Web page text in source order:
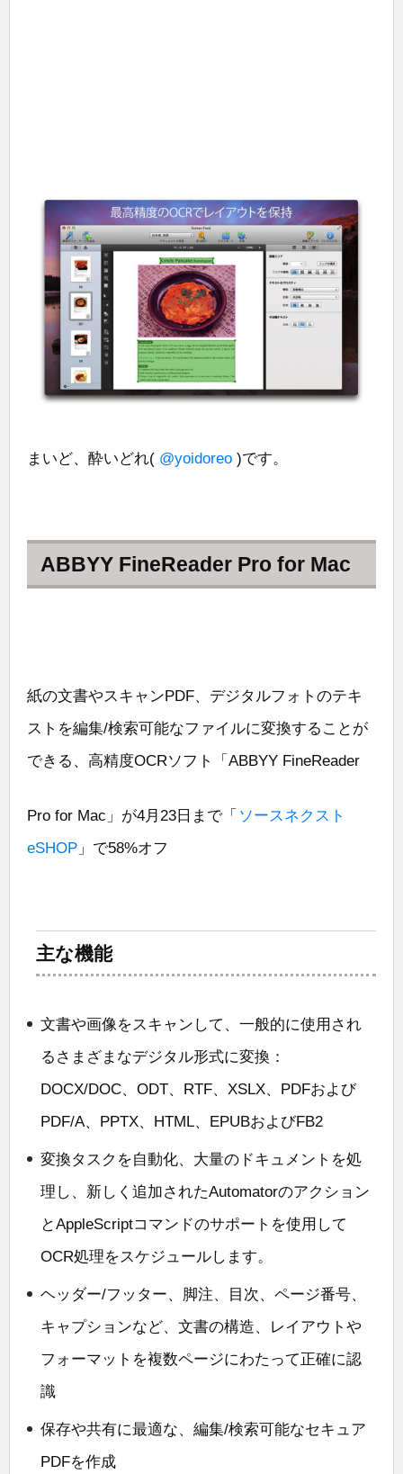
まいど、酔いどれ( @yoidoreo )です。
ABBYY FineReader Pro for Mac
紙の文書やスキャンPDF、デジタルフォトのテキ
ストを編集/検索可能なファイルに変換することが
できる、高精度OCRソフト「ABBYY FineReader
Pro for Mac」が4月23日まで「 ソースネクスト
eSHOP 」で58%オフ
主な機能
文書や画像をスキャンして、一般的に使用され
るさまざまなデジタル形式に変換：
DOCX/DOC、ODT、RTF、XSLX、PDFおよび
PDF/A、PPTX、HTML、EPUBおよびFB2
変換タスクを自動化、大量のドキュメントを処
理し、新しく追加されたAutomatorのアクション
とAppleScriptコマンドのサポートを使用して
OCR処理をスケジュールします。
ヘッダー/フッター、脚注、目次、ページ番号、
キャプションなど、文書の構造、レイアウトや
フォーマットを複数ページにわたって正確に認
識
保存や共有に最適な、編集/検索可能なセキュア
PDFを作成